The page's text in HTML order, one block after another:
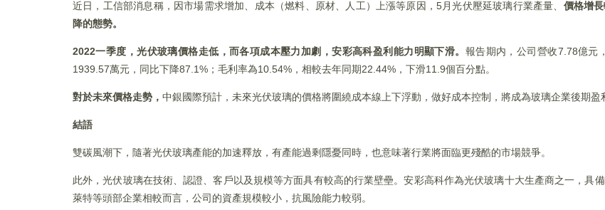
近日，工信部消息稱，因市場需求增加、成本（燃料、原材、人工）上漲等原因，5月光伏壓延玻璃行業產量、 價格增
降的態勢。
2022一季度，光伏玻璃價格走低，而各項成本壓力加劇，安彩高科盈利能力明顯下滑。 報告期内，公司營收7.78億元
1939.57萬元，同比下降87.1%；毛利率為10.54%，相較去年同期22.44%，下滑11.9個百分點。
對於未來價格走勢， 中銀國際預計，未來光伏玻璃的價格將圍繞成本線上下浮動，做好成本控制，將成為玻璃企業後期盈
結語
雙碳風潮下，隨著光伏玻璃產能的加速釋放，有產能過剩隱憂同時，也意味著行業將面臨更殘酷的市場競爭。
此外，光伏玻璃在技術、認證、客戶以及規模等方面具有較高的行業壁壘。安彩高科作為光伏玻璃十大生產商之一，具
萊特等頭部企業相較而言，公司的資產規模較小，抗風險能力較弱。